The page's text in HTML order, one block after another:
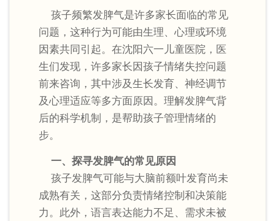
孩子频繁发脾气是许多家长面临的常见
问题，这种行为可能由生理、心理或环境
因素共同引起。在沈阳六一儿童医院，医
生们发现，许多家长因孩子情绪失控问题
前来咨询，其中涉及生长发育、神经调节
及心理适应等多方面原因。理解发脾气背
后的科学机制，是帮助孩子管理情绪的
步。
一、探寻发脾气的常见原因
孩子发脾气可能与大脑前额叶发育尚未
成熟有关，这部分负责情绪控制和决策能
力。此外，语言表达能力不足、需求未被